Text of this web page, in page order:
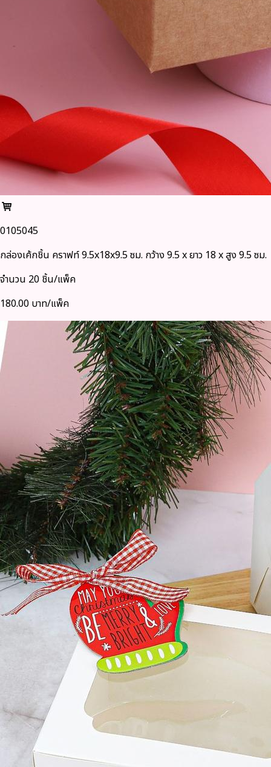
0105045
กล่องเค้กชิ้น คราฟท์ 9.5x18x9.5 ซม. กว้าง 9.5 x ยาว 18 x สูง 9.5 ซม.
จำนวน 20 ชิ้น/แพ็ค
180.00 บาท/แพ็ค